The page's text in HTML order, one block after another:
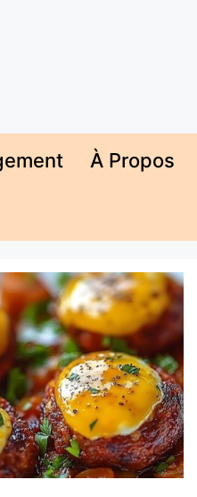
À Propos